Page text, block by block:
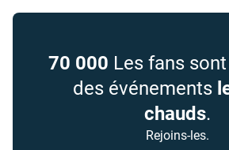
70 000 Les fans
des événements
chauds.
Rejoins-les.